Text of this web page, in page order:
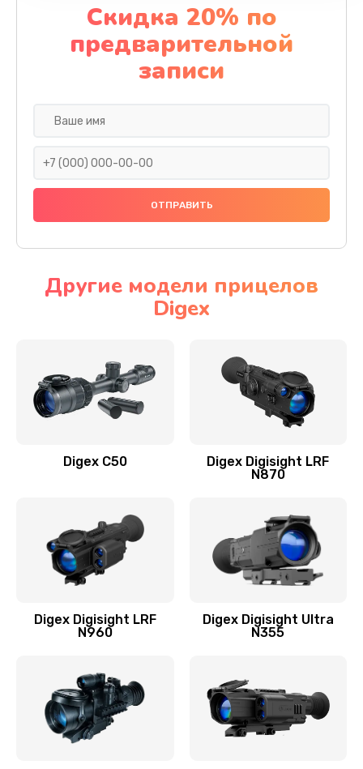
Скидка 20% по
предварительной
записи
Другие модели прицелов
Digex
Digex C50
Digex Digisight LRF
N870
Digex Digisight LRF
N960
Digex Digisight Ultra
N355